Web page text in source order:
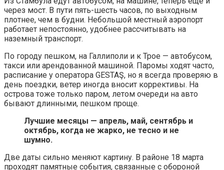
через мост. В пути пять-шесть часов, по выходным
плотнее, чем в будни. Небольшой местный аэропорт
работает непостоянно, удобнее рассчитывать на
наземный транспорт.
По городу пешком, на Галлиполи и к Трое — автобусом,
такси или арендованной машиной. Паромы ходят часто,
расписание у оператора GESTAŞ, но я всегда проверяю в
день поездки, ветер иногда вносит коррективы. На
острова тоже только паром, летом очереди на авто
бывают длинными, пешком проще.
Лучшие месяцы — апрель, май, сентябрь и
октябрь, когда не жарко, не тесно и не
шумно.
Две даты сильно меняют картину. В районе 18 марта
проходят памятные события, связанные с обороной